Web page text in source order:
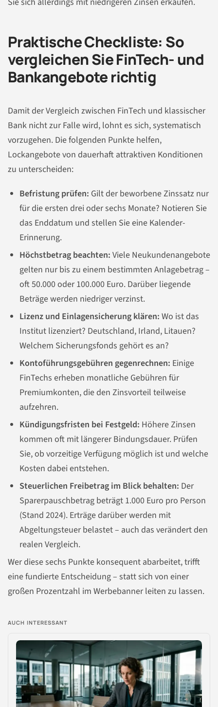
Praktische Checkliste: So
vergleichen Sie FinTech- und
Bankangebote richtig
Damit der Vergleich zwischen FinTech und klassischer
Bank nicht zur Falle wird, lohnt es sich, systematisch
vorzugehen. Die folgenden Punkte helfen,
Lockangebote von dauerhaft attraktiven Konditionen
zu unterscheiden:
Befristung prüfen: Gilt der beworbene Zinssatz nur
für die ersten drei oder sechs Monate? Notieren Sie
das Enddatum und stellen Sie eine Kalender-
Erinnerung.
Höchstbetrag beachten: Viele Neukundenangebote
gelten nur bis zu einem bestimmten Anlagebetrag –
oft 50.000 oder 100.000 Euro. Darüber liegende
Beträge werden niedriger verzinst.
Lizenz und Einlagensicherung klären: Wo ist das
Institut lizenziert? Deutschland, Irland, Litauen?
Welchem Sicherungsfonds gehört es an?
Kontoführungsgebühren gegenrechnen: Einige
FinTechs erheben monatliche Gebühren für
Premiumkonten, die den Zinsvorteil teilweise
aufzehren.
Kündigungsfristen bei Festgeld: Höhere Zinsen
kommen oft mit längerer Bindungsdauer. Prüfen
Sie, ob vorzeitige Verfügung möglich ist und welche
Kosten dabei entstehen.
Steuerlichen Freibetrag im Blick behalten: Der
Sparerpauschbetrag beträgt 1.000 Euro pro Person
(Stand 2024). Erträge darüber werden mit
Abgeltungsteuer belastet – auch das verändert den
realen Vergleich.
Wer diese sechs Punkte konsequent abarbeitet, trifft
eine fundierte Entscheidung – statt sich von einer
großen Prozentzahl im Werbebanner leiten zu lassen.
AUCH INTERESSANT